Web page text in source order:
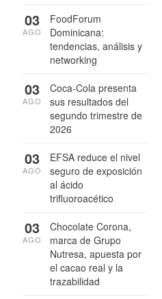
FoodForum
Dominicana:
tendencias, análisis y
networking
03
AGO
Coca-Cola presenta
sus resultados del
segundo trimestre de
2026
03
AGO
EFSA reduce el nivel
seguro de exposición
al ácido
trifluoroacético
03
AGO
Chocolate Corona,
marca de Grupo
Nutresa, apuesta por
el cacao real y la
trazabilidad
03
AGO